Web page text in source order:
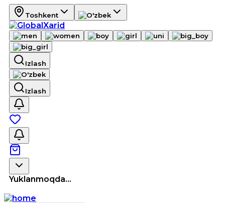
Toshkent
Izlash
Izlash
Yuklanmoqda...